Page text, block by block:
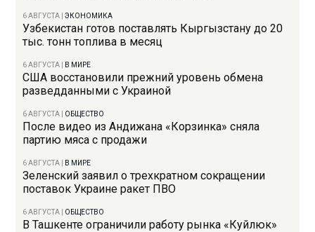
6 АВГУСТА |ЭКОНОМИКА
Узбекистан готов поставлять Кыргызстану до 20
тыс. тонн топлива в месяц
6 АВГУСТА В МИРЕ
США восстановили прежний уровень обмена
разведданными с Украиной
6 АВГУСТА ОБЩЕСТВО
После видео из Андижана «Корзинка» сняла
партию мяса с продажи
6 АВГУСТА В МИРЕ
Зеленский заявил о трехкратном сокращении
поставок Украине ракет ПВО
6 АВГУСТА ОБЩЕСТВО
В Ташкенте ограничили работу рынка «Куйлюк»